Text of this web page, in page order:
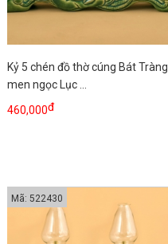
Kỷ 5 chén đồ thờ cúng Bát Tràng
men ngọc Lục ...
460,000đ
Mã: 522430